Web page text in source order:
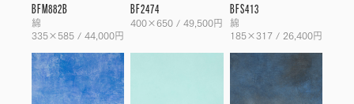
BFM882B
綿
335×585 / 44,000円
BF2474
400×650 / 49,500円
BFS413
綿
185×317 / 26,400円